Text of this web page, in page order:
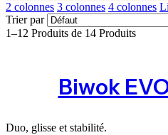
2 colonnes 3 colonnes 4 colonnes
Trier par
1–12 Produits de 14 Produits
Biwok
Duo, glisse et stabilité.